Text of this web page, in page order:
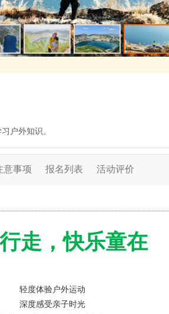
户外知识。
意事项 报名列表 活动评价
走，快乐童在
轻度体验户外运动
深度感受亲子时光